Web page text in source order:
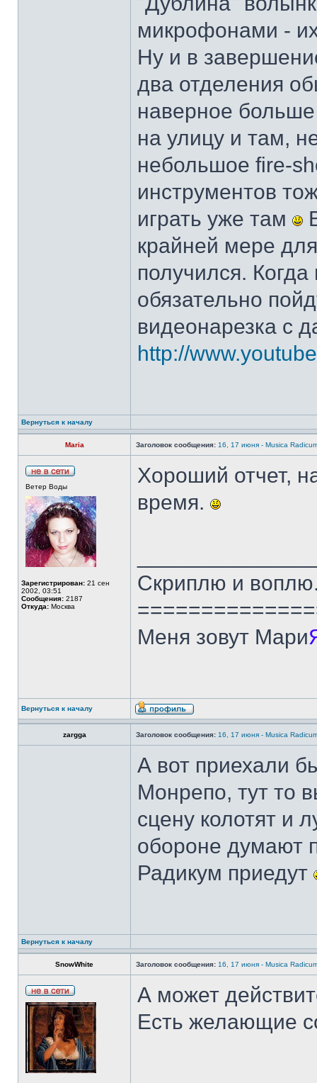
микрофонами -
Ну и в
два отделения
наверное
на улицу и там,
небольшое fire-
инструментов
играть уже там
крайней мере
получился.
обязательно
видеонарезка с
http://
Вернуться к началу
Maria Заголовок сообщения: 16, 17 июня - Musica
Ветер Воды
Зарегистрирован: 21 сен
2002, 03:51
Сообщения: 2187
Откуда: Москва
Хороший отчет,
время.
Скриплю и
Меня зовут Мари
Вернуться к началу
zargga Заголовок сообщения: 16, 17 июня - Musica
А вот приехали
Монрепо, тут то
сцену колотят и
обороне думают
Радикум приедут
Вернуться к началу
SnowWhite Заголовок сообщения: 16, 17 июня - Musica
А может
Есть желающие